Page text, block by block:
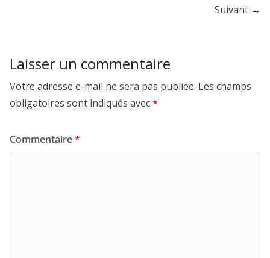
Suivant →
Laisser un commentaire
Votre adresse e-mail ne sera pas publiée. Les champs
obligatoires sont indiqués avec*
Commentaire*